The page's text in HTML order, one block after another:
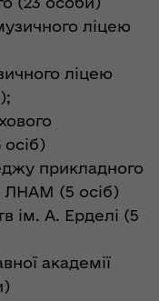
ліцею
ліцею
прикладного
ЛНАМ (5 осіб)
ім. А. Ерделі (5
академії